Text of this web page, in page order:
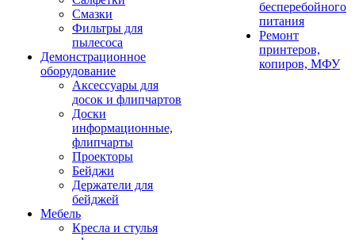
Смазки
Фильтры для
пылесоса
Демонстрационное
оборудование
Аксессуары для
досок и флипчартов
Доски
информационные,
флипчарты
Проекторы
Бейджи
Держатели для
бейджей
Мебель
Кресла и стулья
бесперебойного
питания
Ремонт
принтеров,
копиров, МФУ